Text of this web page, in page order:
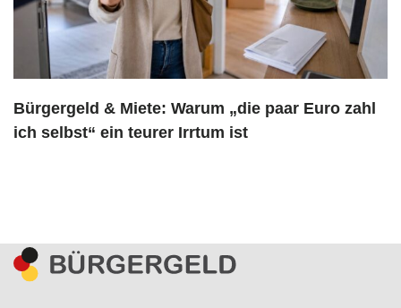
Bürgergeld & Miete: Warum „die paar Euro zahl
ich selbst“ ein teurer Irrtum ist